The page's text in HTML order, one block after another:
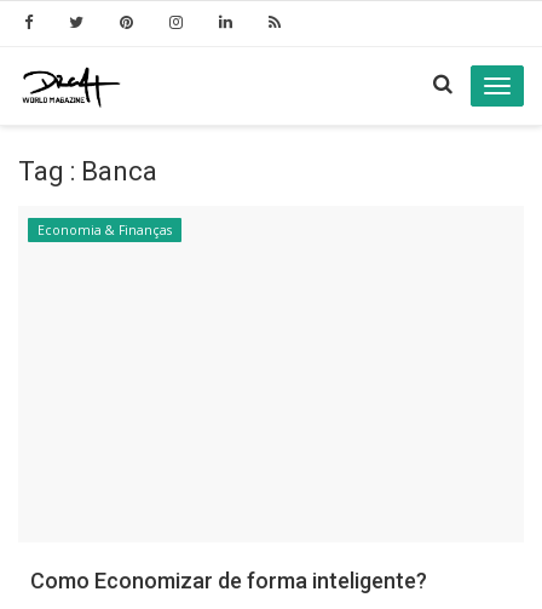
Tag : Banca
Economia & Finanças
Como Economizar de forma inteligente?